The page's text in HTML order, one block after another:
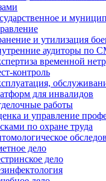
и
и утилизация
аудиторы по
временной
контроль
для инвалидов
работы
и управление
по охране труда
дело
дело